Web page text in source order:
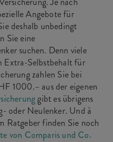
Angebote für
deshalb unbedingt
Sie eine
suchen. Denn viele
Extra-Selbstbehalt für
zahlen Sie bei
1000.– aus der eigenen
gibt es übrigens
oder Neulenker. Und à
Ratgeber finden Sie noch
von Comparis und Co.